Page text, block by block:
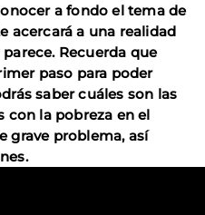
a fondo el tema de
acercará a una realidad
Recuerda que
paso para poder
saber cuáles son las
con la pobreza en el
grave problema, así